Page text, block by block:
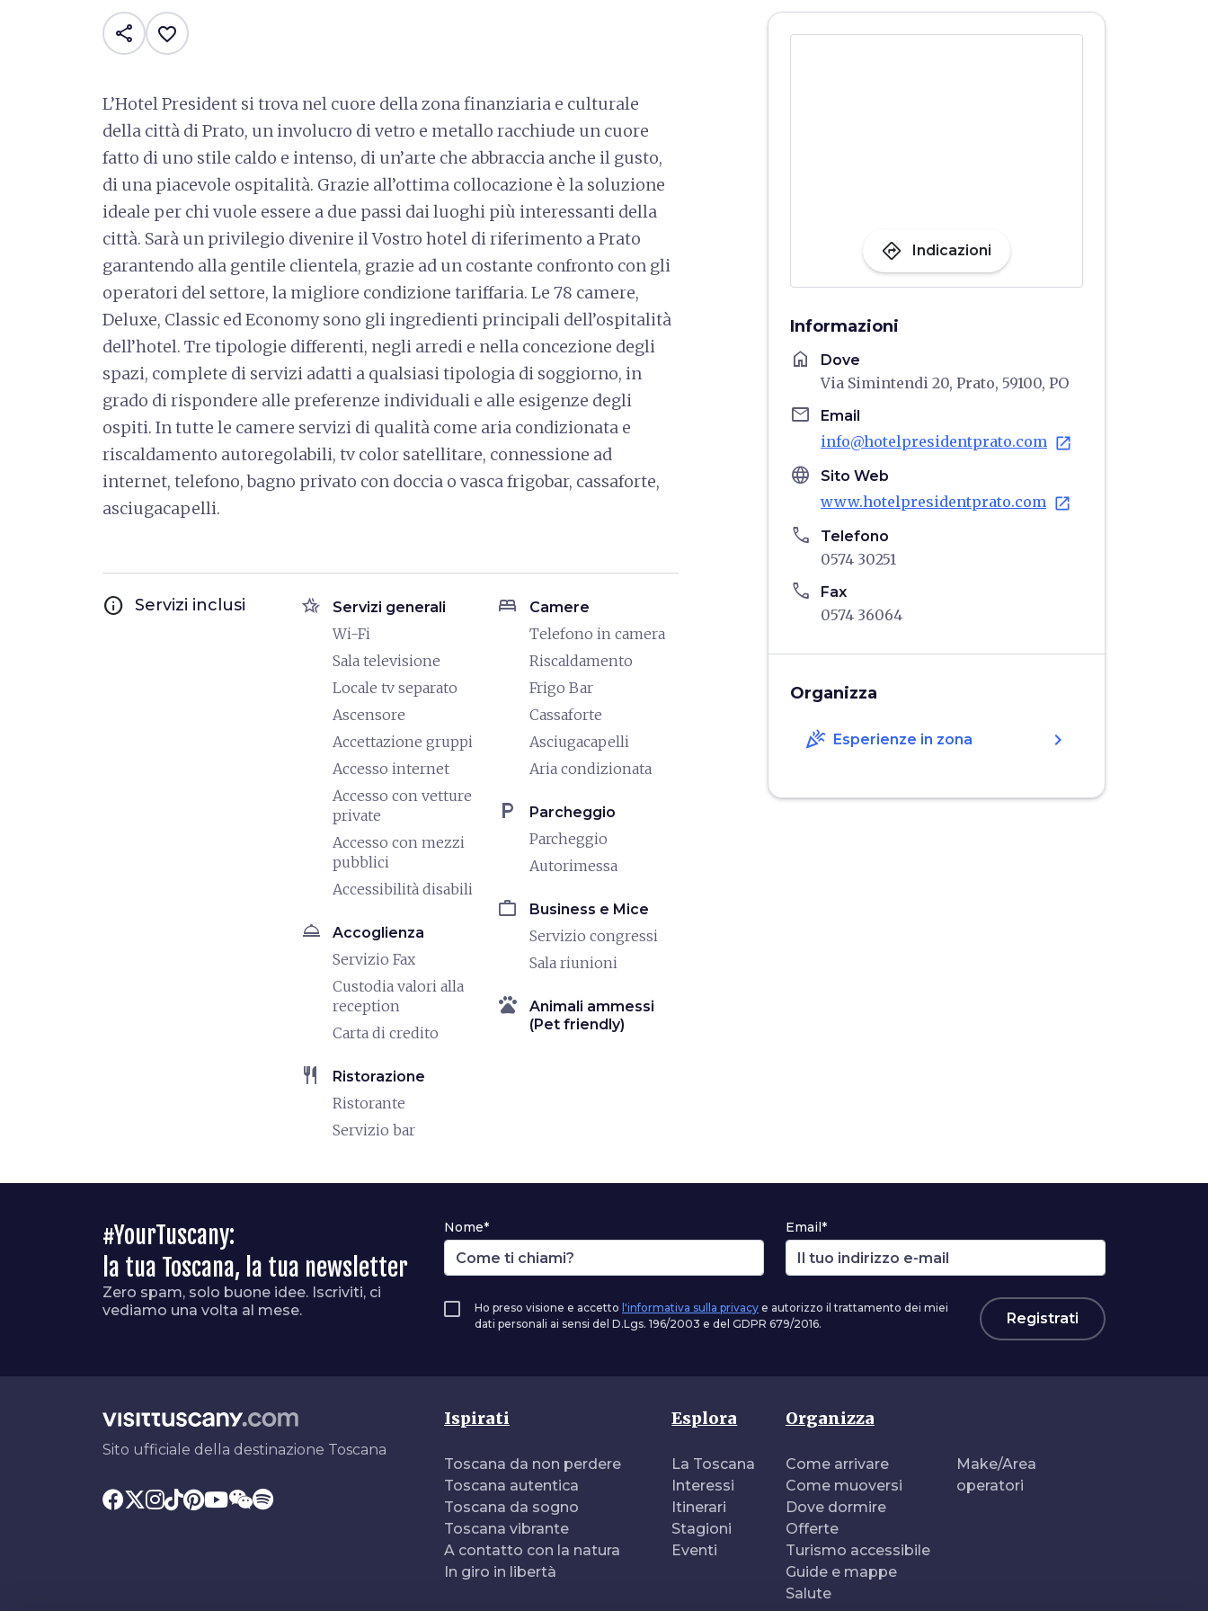
share favorite_border
L’Hotel President si trova nel cuore della zona finanziaria e culturale
della città di Prato, un involucro di vetro e metallo racchiude un cuore
fatto di uno stile caldo e intenso, di un’arte che abbraccia anche il gusto,
di una piacevole ospitalità. Grazie all’ottima collocazione è la soluzione
ideale per chi vuole essere a due passi dai luoghi più interessanti della
città. Sarà un privilegio divenire il Vostro hotel di riferimento a Prato
garantendo alla gentile clientela, grazie ad un costante confronto con gli
operatori del settore, la migliore condizione tariffaria. Le 78 camere,
Deluxe, Classic ed Economy sono gli ingredienti principali dell’ospitalità
dell’hotel. Tre tipologie differenti, negli arredi e nella concezione degli
spazi, complete di servizi adatti a qualsiasi tipologia di soggiorno, in
grado di rispondere alle preferenze individuali e alle esigenze degli
ospiti. In tutte le camere servizi di qualità come aria condizionata e
riscaldamento autoregolabili, tv color satellitare, connessione ad
internet, telefono, bagno privato con doccia o vasca frigobar, cassaforte,
asciugacapelli.
info Servizi inclusi hotel_class Servizi generali
Wi-Fi
Sala televisione
Locale tv separato
Ascensore
Accettazione gruppi
Accesso internet
Accesso con vetture
private
Accesso con mezzi
pubblici
Accessibilità disabili
room_service Accoglienza
Servizio Fax
Custodia valori alla
reception
Carta di credito
restaurant Ristorazione
Ristorante
Servizio bar
bed Camere
Telefono in camera
Riscaldamento
Frigo Bar
Cassaforte
Asciugacapelli
Aria condizionata
local_parking Parcheggio
Parcheggio
Autorimessa
work Business e Mice
Servizio congressi
Sala riunioni
pets
Animali ammessi
(Pet friendly)
directions Indicazioni
Informazioni
home Dove
Via Simintendi 20, Prato, 59100, PO
email Email
info@hotelpresidentprato.com open_in_new
language Sito Web
www.hotelpresidentprato.com open_in_new
phone Telefono
0574 30251
phone Fax
0574 36064
Organizza
celebration Esperienze in zona chevron_right
#YourTuscany:
la tua Toscana, la tua newsletter
Zero spam, solo buone idee. Iscriviti, ci
vediamo una volta al mese.
Nome* Email*
Ho preso visione e accetto l'informativa sulla privacy e autorizzo il trattamento dei miei
dati personali ai sensi del D.Lgs. 196/2003 e del GDPR 679/2016.
Registrati
Sito ufficiale della destinazione Toscana
Ispirati
Toscana da non perdere
Toscana autentica
Toscana da sogno
Toscana vibrante
A contatto con la natura
In giro in libertà
Esplora
La Toscana
Interessi
Itinerari
Stagioni
Eventi
Organizza
Come arrivare
Come muoversi
Dove dormire
Offerte
Turismo accessibile
Guide e mappe
Salute
Make/Area
operatori